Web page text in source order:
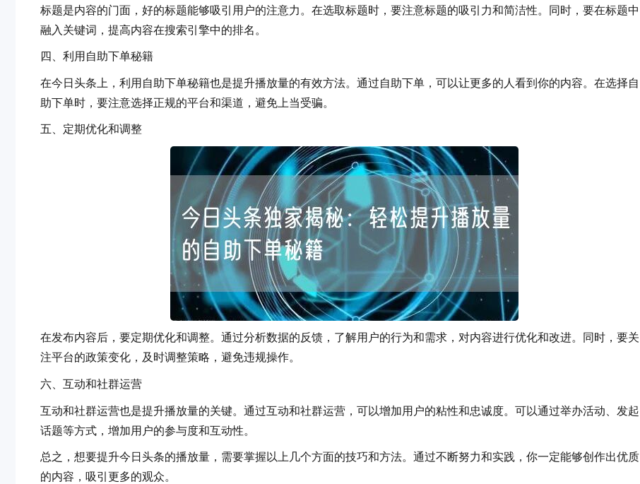
标题是内容的门面，好的标题能够吸引用户的注意力。在选取标题时，要注意标题的吸引力和简洁性。同时，要在标题中
融入关键词，提高内容在搜索引擎中的排名。
四、利用自助下单秘籍
在今日头条上，利用自助下单秘籍也是提升播放量的有效方法。通过自助下单，可以让更多的人看到你的内容。在选择自
助下单时，要注意选择正规的平台和渠道，避免上当受骗。
五、定期优化和调整
在发布内容后，要定期优化和调整。通过分析数据的反馈，了解用户的行为和需求，对内容进行优化和改进。同时，要关
注平台的政策变化，及时调整策略，避免违规操作。
六、互动和社群运营
互动和社群运营也是提升播放量的关键。通过互动和社群运营，可以增加用户的粘性和忠诚度。可以通过举办活动、发起
话题等方式，增加用户的参与度和互动性。
总之，想要提升今日头条的播放量，需要掌握以上几个方面的技巧和方法。通过不断努力和实践，你一定能够创作出优质
的内容，吸引更多的观众。